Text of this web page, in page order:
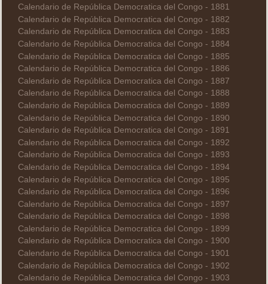
Calendario de República Democratica del Congo - 1881
Calendario de República Democratica del Congo - 1882
Calendario de República Democratica del Congo - 1883
Calendario de República Democratica del Congo - 1884
Calendario de República Democratica del Congo - 1885
Calendario de República Democratica del Congo - 1886
Calendario de República Democratica del Congo - 1887
Calendario de República Democratica del Congo - 1888
Calendario de República Democratica del Congo - 1889
Calendario de República Democratica del Congo - 1890
Calendario de República Democratica del Congo - 1891
Calendario de República Democratica del Congo - 1892
Calendario de República Democratica del Congo - 1893
Calendario de República Democratica del Congo - 1894
Calendario de República Democratica del Congo - 1895
Calendario de República Democratica del Congo - 1896
Calendario de República Democratica del Congo - 1897
Calendario de República Democratica del Congo - 1898
Calendario de República Democratica del Congo - 1899
Calendario de República Democratica del Congo - 1900
Calendario de República Democratica del Congo - 1901
Calendario de República Democratica del Congo - 1902
Calendario de República Democratica del Congo - 1903